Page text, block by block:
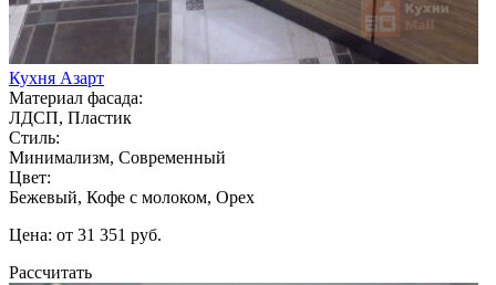
Кухня Азарт
Материал фасада:
ЛДСП, Пластик
Стиль:
Минимализм, Современный
Цвет:
Бежевый, Кофе с молоком, Орех
Цена: от 31 351 руб.
Рассчитать